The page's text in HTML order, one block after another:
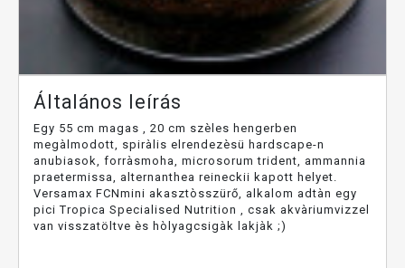
Általános leírás
Egy 55 cm magas , 20 cm szèles hengerben
megàlmodott, spiràlis elrendezèsü hardscape-n
anubiasok, forràsmoha, microsorum trident, ammannia
praetermissa, alternanthea reineckii kapott helyet.
Versamax FCNmini akasztòsszürő, alkalom adtàn egy
pici Tropica Specialised Nutrition , csak akvàriumvizzel
van visszatöltve ès hòlyagcsigàk lakjàk ;)